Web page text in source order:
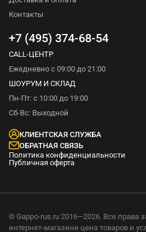
Контакты
+7 (495) 374-68-54
CALL-ЦЕНТР
Ежедневно с 09:00 до 21:00
ШОУРУМ И СКЛАД
Пн-Пт: с 10:00 до 19:00
Сб-Вс: Выходной
КЛИЕНТСКАЯ СЛУЖБА
ОБРАТНАЯ СВЯЗЬ
Политика конфиденциальности
Публичная оферта
© Gappo-rus.ru 2016—2026. Все
интернет-магазине цена товаров и